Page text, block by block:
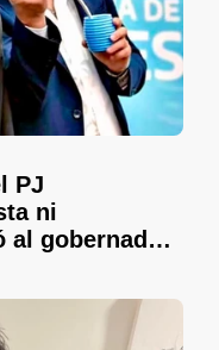
PJ
ni
al gobernador